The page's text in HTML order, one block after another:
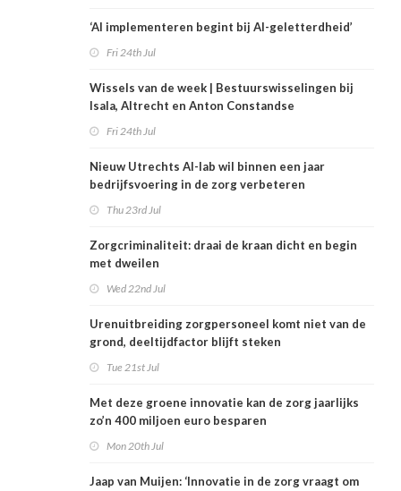
‘AI implementeren begint bij AI-geletterdheid’
Fri 24th Jul
Wissels van de week | Bestuurswisselingen bij
Isala, Altrecht en Anton Constandse
Fri 24th Jul
Nieuw Utrechts AI-lab wil binnen een jaar
bedrijfsvoering in de zorg verbeteren
Thu 23rd Jul
Zorgcriminaliteit: draai de kraan dicht en begin
met dweilen
Wed 22nd Jul
Urenuitbreiding zorgpersoneel komt niet van de
grond, deeltijdfactor blijft steken
Tue 21st Jul
Met deze groene innovatie kan de zorg jaarlijks
zo’n 400 miljoen euro besparen
Mon 20th Jul
Jaap van Muijen: ‘Innovatie in de zorg vraagt om